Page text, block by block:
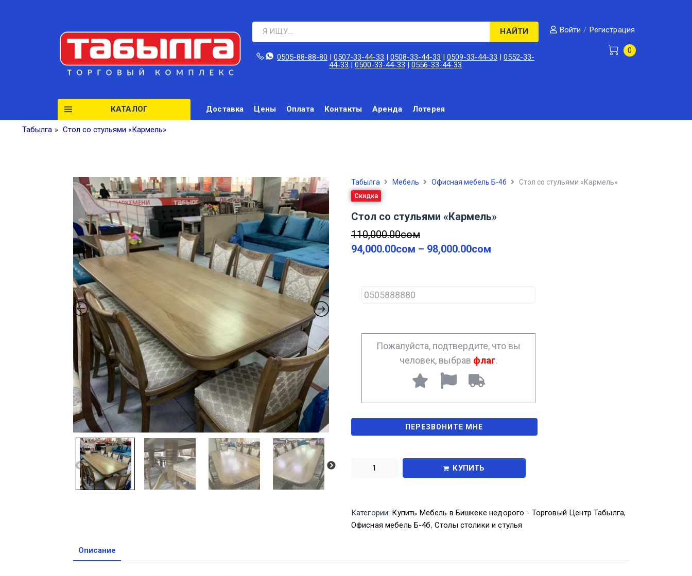
НАЙТИ
0505-88-88-80‬ |0507-33-44-33 |0508-33-44-33 |0509-33-44-33 |0552-33-
44-33 |0500-33-44-33 |0556-33-44-33
Войти / Регистрация
0
КАТАЛОГ Доставка Цены Оплата Контакты Аренда Лотерея
Табылга » Стол со стульями «Кармель»
Табылга Мебель Офисная мебель Б-4б Стол со стульями «Кармель»
Скидка
Стол со стульями «Кармель»
110,000.00сом
94,000.00сом – 98,000.00сом
h
Пожалуйста, подтвердите, что вы
человек, выбрав флаг.
КУПИТЬ
Категории: Купить Мебель в Бишкеке недорого - Торговый Центр Табылга,
Офисная мебель Б-4б, Столы столики и стулья
Описание